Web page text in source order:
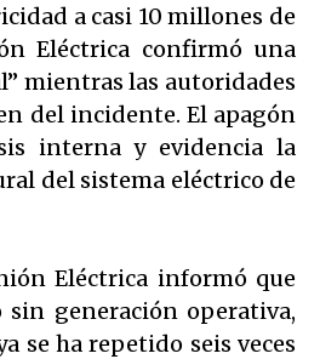
a casi 10 millones de
Eléctrica confirmó una
mientras las autoridades
del incidente. El apagón
interna y evidencia la
del sistema eléctrico de
Eléctrica informó que
generación operativa,
se ha repetido seis veces